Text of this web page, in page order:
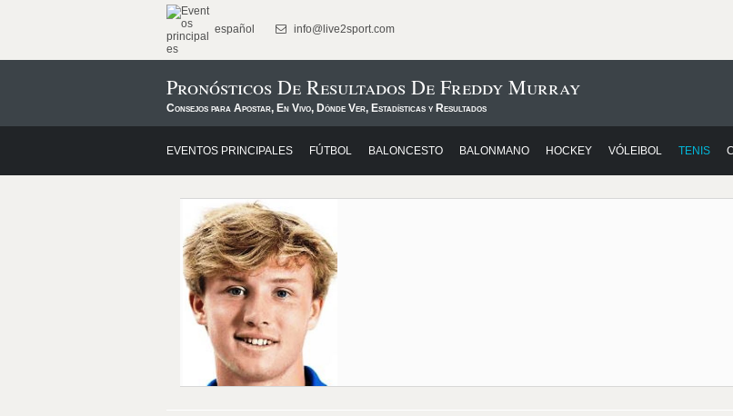
español info@live2sport.com
Pronósticos De Resultados De Freddy Murray
Consejos para Apostar, En Vivo, Dónde Ver, Estadísticas y Resultados
EVENTOS PRINCIPALES FÚTBOL BALONCESTO BALONMANO HOCKEY VÓLEIBOL TENIS